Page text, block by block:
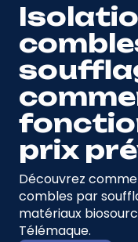
prix
Découvrez
combles par
matériaux
Télémaque.